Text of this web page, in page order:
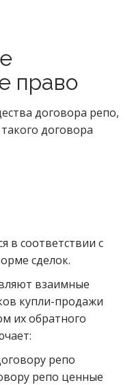
право
договора репо,
такого договора
в соответствии с
сделок.
взаимные
купли-продажи
их обратного
репо
репо ценные